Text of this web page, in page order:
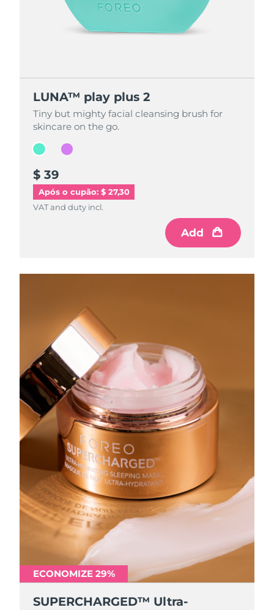
LUNA™ play plus 2
Tiny but mighty facial cleansing brush for
skincare on the go.
$ 39
Após o cupão: $ 27,30
VAT and duty incl.
Add
LUNA™ play plus 2
Tiny but mighty facial cleansing brush for
skincare on the go.
$ 39
VAT and duty incl.
Add
ECONOMIZE 29%
SUPERCHARGED™ Ultra-